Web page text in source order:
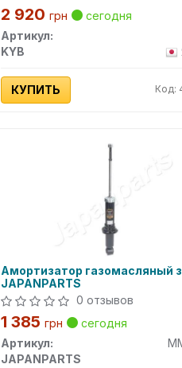
2 920 грн
сегодня
Артикул:
KYB
КУПИТЬ Код:
Амортизатор газомасляный
JAPANPARTS
0 отзывов
1 385 грн
сегодня
Артикул:
JAPANPARTS